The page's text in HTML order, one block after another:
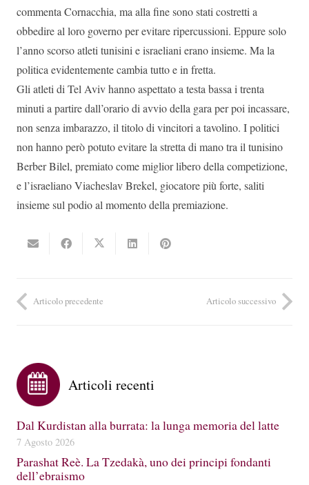
commenta Cornacchia, ma alla fine sono stati costretti a
obbedire al loro governo per evitare ripercussioni. Eppure solo
l’anno scorso atleti tunisini e israeliani erano insieme. Ma la
politica evidentemente cambia tutto e in fretta.
Gli atleti di Tel Aviv hanno aspettato a testa bassa i trenta
minuti a partire dall’orario di avvio della gara per poi incassare,
non senza imbarazzo, il titolo di vincitori a tavolino. I politici
non hanno però potuto evitare la stretta di mano tra il tunisino
Berber Bilel, premiato come miglior libero della competizione,
e l’israeliano Viacheslav Brekel, giocatore più forte, saliti
insieme sul podio al momento della premiazione.
Articolo precedente Articolo successivo
Articoli recenti
Dal Kurdistan alla burrata: la lunga memoria del latte
7 Agosto 2026
Parashat Reè. La Tzedakà, uno dei principi fondanti
dell’ebraismo